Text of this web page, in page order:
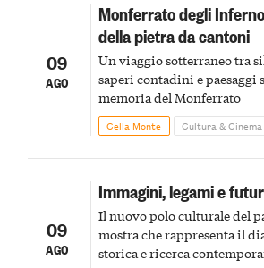
09
AGO
Monferrato degli
della pietra da cantoni
Un viaggio sotterraneo tra
saperi contadini e paesaggi
memoria del Monferrato
Cella Monte Cultura & Cinema
09
AGO
Immagini, legami e
Il nuovo polo culturale del
mostra che rappresenta il
storica e ricerca